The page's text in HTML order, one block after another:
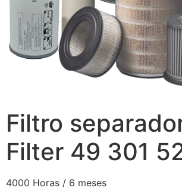
Filtro
Filter 49 301
4000 Horas / 6 meses